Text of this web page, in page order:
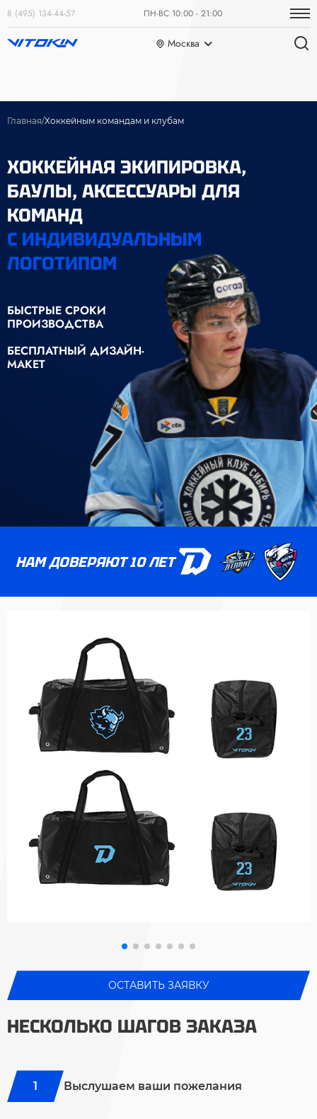
8 (495) 134-44-57 ПН-ВС 10:00 - 21:00
Москва
Главная Хоккейным командам и клубам
ХОККЕЙНАЯ ЭКИПИРОВКА,
БАУЛЫ, АКСЕССУАРЫ ДЛЯ
КОМАНД
С ИНДИВИДУАЛЬНЫМ
ЛОГОТИПОМ
БЫСТРЫЕ СРОКИ
ПРОИЗВОДСТВА
БЕСПЛАТНЫЙ ДИЗАЙН-
МАКЕТ
НАМ ДОВЕРЯЮТ 10 ЛЕТ
ОСТАВИТЬ ЗАЯВКУ
НЕСКОЛЬКО ШАГОВ ЗАКАЗА
Выслушаем ваши пожелания